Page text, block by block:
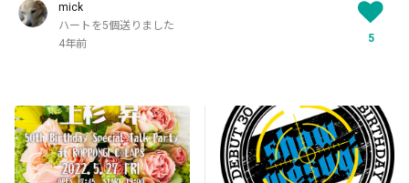
mick
ハートを5個送りました
4年前
5